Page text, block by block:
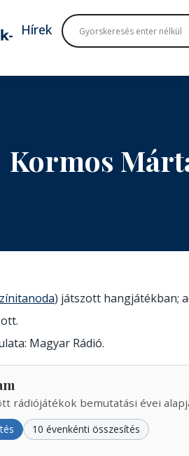
Hírek
Kormos
) játszott hangjátékban;
Magyar Rádió.
rádiójátékok bemutatási évei
10 évenkénti összesítés